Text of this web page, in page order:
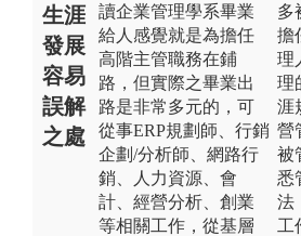
生涯
發展
容易
誤解
之處
讀企業管理學系畢業
給人感覺就是為擔任
高階主管職務在鋪
路，但實際之畢業出
路是非常多元的，可
從事ERP規劃師、行銷
企劃/分析師、網路行
銷、人力資源、會
計、經營分析、創業
等相關工作，從基層
多
擔
理
理
涯
營
被
悉
法
工